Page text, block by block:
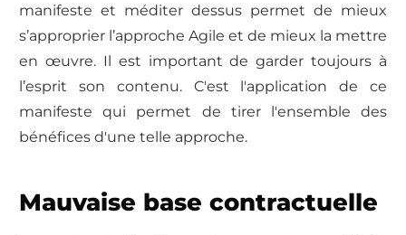
manifeste et méditer dessus permet de mieux
s’approprier l’approche Agile et de mieux la mettre
en œuvre. Il est important de garder toujours à
l’esprit son contenu. C'est l'application de ce
manifeste qui permet de tirer l'ensemble des
bénéfices d'une telle approche.
Mauvaise base contractuelle